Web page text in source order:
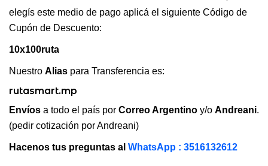
elegís este medio de pago aplicá el siguiente Código de
Cupón de Descuento:
10x100ruta
Nuestro Alias para Transferencia es:
rutasmart.mp
Envíos a todo el país por Correo Argentino y/o Andreani.
(pedir cotización por Andreani)
Hacenos tus preguntas al WhatsApp : 3516132612